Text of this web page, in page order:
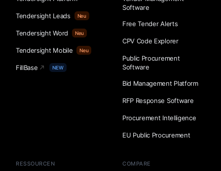
Tendersight Leads Neu
Tendersight Word Neu
Tendersight Mobile Neu
FillBase NEW
Software
Free Tender Alerts
CPV Code Explorer
Public Procurement
Software
Bid Management Platform
RFP Response Software
Procurement Intelligence
EU Public Procurement
RESSOURCEN COMPARE